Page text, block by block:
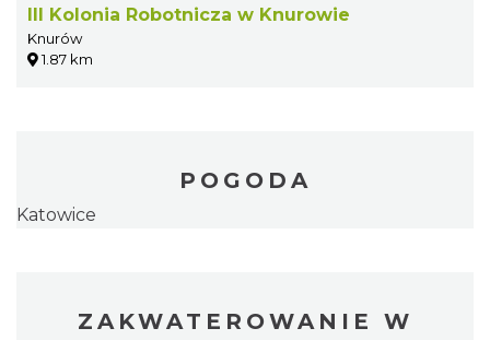
III Kolonia Robotnicza w Knurowie
Knurów
1.87 km
POGODA
Katowice
ZAKWATEROWANIE W